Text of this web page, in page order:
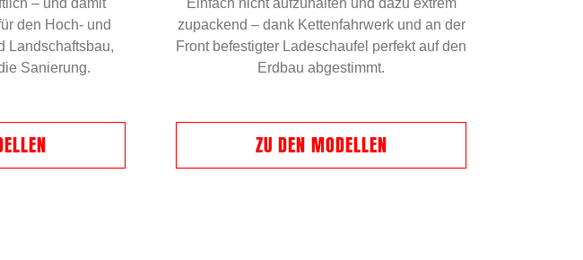
– und damit
den Hoch- und
Landschaftsbau,
Sanierung.
Einfach nicht aufzuhalten und dazu extrem
zupackend – dank Kettenfahrwerk und an der
Front befestigter Ladeschaufel perfekt auf den
Erdbau abgestimmt.
ZU DEN MODELLEN